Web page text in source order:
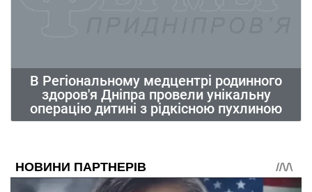
В Регіональному медцентрі родинного
здоров'я Дніпра провели унікальну
операцію дитині з рідкісною пухлиною